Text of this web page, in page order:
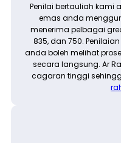
Penilai bertauliah kami
emas anda
menerima pelbagai
835, dan 750.
anda boleh melihat
secara langsung. Ar
cagaran tinggi